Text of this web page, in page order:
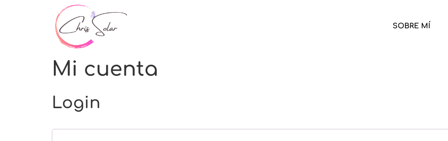
SOBRE MÍ
Mi cuenta
Login